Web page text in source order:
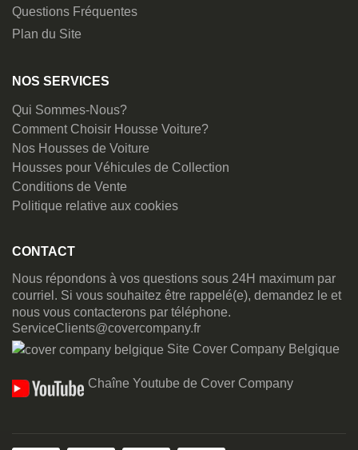
Questions Fréquentes
Plan du Site
NOS SERVICES
Qui Sommes-Nous?
Comment Choisir Housse Voiture?
Nos Housses de Voiture
Housses pour Véhicules de Collection
Conditions de Vente
Politique relative aux cookies
CONTACT
Nous répondons à vos questions sous 24H maximum par
courriel. Si vous souhaitez être rappelé(e), demandez le et
nous vous contacterons par téléphone.
ServiceClients@covercompany.fr
Site Cover Company Belgique
Chaîne Youtube de Cover Company